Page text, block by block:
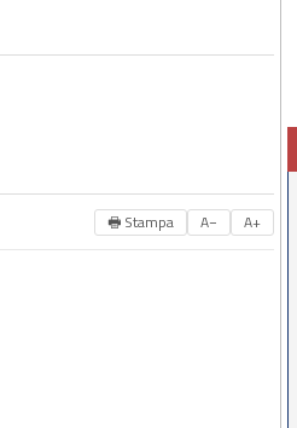
🖶 Stampa A− A+